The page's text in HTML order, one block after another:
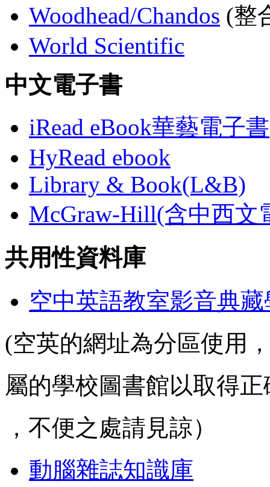
Woodhead/Chandos (整
World Scientific
中文電子書
iRead eBook華藝電子書
HyRead ebook
Library & Book(L&B)
McGraw-Hill(含中西文
共用性資料庫
空中英語教室影音典
(空英的網址為分區使用
屬的學校圖書館以取得
，不便之處請見諒）
動腦雜誌知識庫